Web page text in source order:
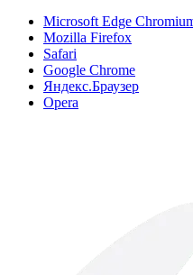
Microsoft Edge
Mozilla Firefox
Safari
Google Chrome
Яндекс.Браузер
Opera